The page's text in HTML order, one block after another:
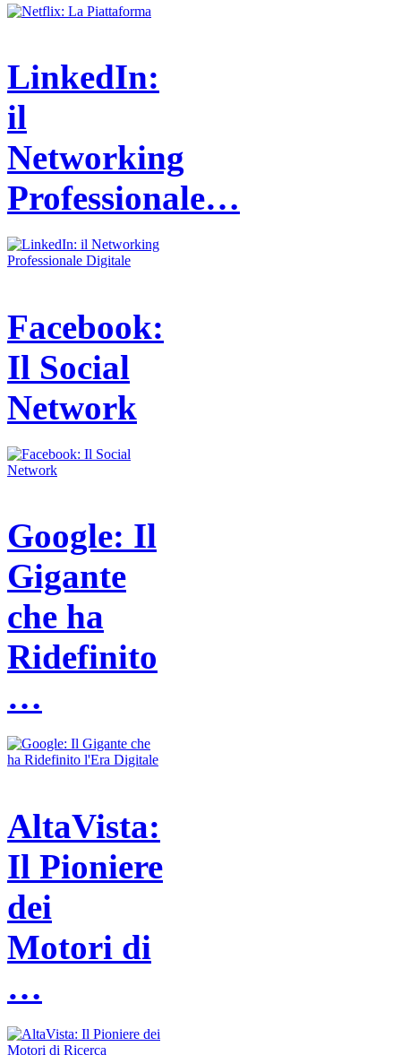
LinkedIn:
il
Networking
Professionale…
Facebook:
Il Social
Network
Google: Il
Gigante
che ha
Ridefinito
…
AltaVista:
Il Pioniere
dei
Motori di
…